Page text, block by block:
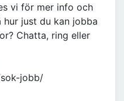
vi för mer info och
just du kan jobba
Chatta, ring eller
jobb/